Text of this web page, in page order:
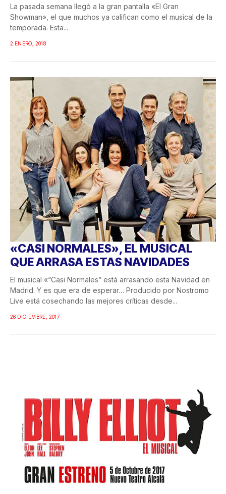
La pasada semana llegó a la gran pantalla «El Gran
Showman», el que muchos ya califican como el musical de la
temporada. Esta...
2 ENERO, 2018
«CASI NORMALES», EL MUSICAL
QUE ARRASA ESTAS NAVIDADES
El musical «“Casi Normales” está arrasando esta Navidad en
Madrid. Y es que era de esperar… Producido por Nostromo
Live está cosechando las mejores críticas desde...
26 DICIEMBRE, 2017